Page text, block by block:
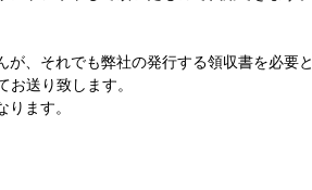
、それでも弊社の発行する領収書を必
送り致します。
ます。